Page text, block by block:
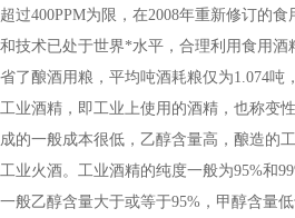
超过400PPM为限，在2008年重新修订的
和技术已处于世界*水平，合理利用食用
省了酿酒用粮，平均吨酒耗粮仅为1.074吨
工业酒精，即工业上使用的酒精，也称变
成的一般成本很低，乙醇含量高，酿造的
工业火酒。工业酒精的纯度一般为95%和
一般乙醇含量大于或等于95%，甲醇含量